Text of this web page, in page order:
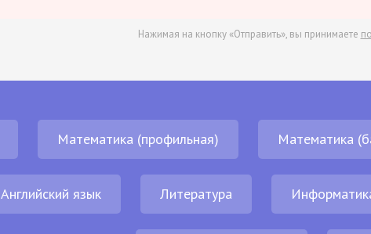
Нажимая на кнопку «Отправить», вы принимаете
Математика (профильная) Математика
Английский язык Литература